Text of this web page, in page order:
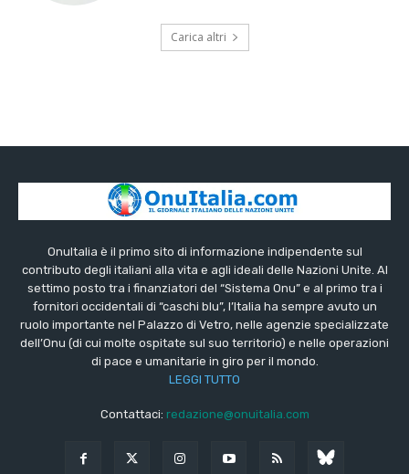
Carica altri
OnuItalia è il primo sito di informazione indipendente sul
contributo degli italiani alla vita e agli ideali delle Nazioni Unite. Al
settimo posto tra i finanziatori del “Sistema Onu” e al primo tra i
fornitori occidentali di “caschi blu”, l’Italia ha sempre avuto un
ruolo importante nel Palazzo di Vetro, nelle agenzie specializzate
dell’Onu (di cui molte ospitate sul suo territorio) e nelle operazioni
di pace e umanitarie in giro per il mondo.
LEGGI TUTTO
Contattaci: redazione@onuitalia.com